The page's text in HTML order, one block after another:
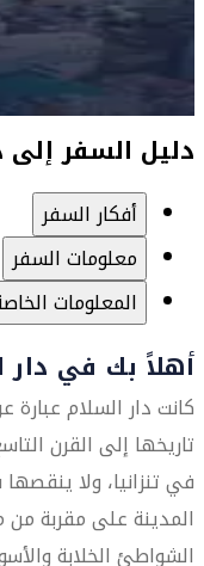
دليل السفر إلى
أفكار السفر
معلومات السفر
المعلومات
أهلاً بك في دار
كانت دار السلام
تاريخها إلى القرن
في تنزانيا، ولا
المدينة على مقربة من
الشواطئ الخلابة